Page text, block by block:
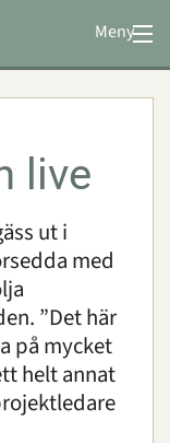
Meny
Press
live
ut i
med
”Det här
på mycket
helt annat